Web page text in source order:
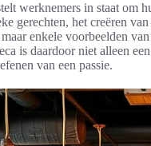
werknemers in staat om
gerechten, het creëren
enkele voorbeelden
is daardoor niet alleen
van een passie.